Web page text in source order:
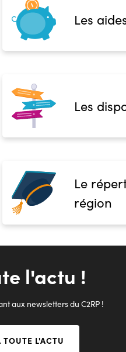
Les
Les
Le
région
l'actu !
aux newsletters du C2RP !
L'ACTU